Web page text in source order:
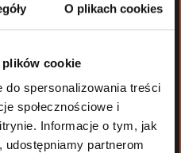
O plikach cookies
cookie
spersonalizowania treści
społecznościowe i
Informacje o tym, jak
partnerom
iOS!
Lade
die
Mysti
c